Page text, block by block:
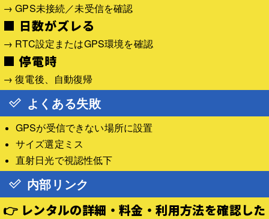
→ GPS未接続／未受信を確認
■ 日数がズレる
→ RTC設定またはGPS環境を確認
■ 停電時
→ 復電後、自動復帰
よくある失敗
GPSが受信できない場所に設置
サイズ選定ミス
直射日光で視認性低下
内部リンク
👉 レンタルの詳細・料金・利用方法を確認した